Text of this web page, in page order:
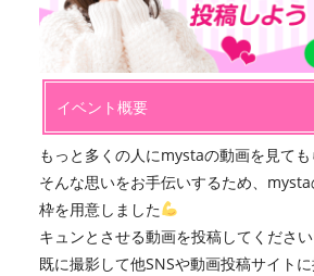
イベント概要
もっと多くの人にmystaの動画を見て
そんな思いをお手伝いするため、
枠を用意しました
キュンとさせる動画を投稿してください
既に撮影して他SNSや動画投稿サイト